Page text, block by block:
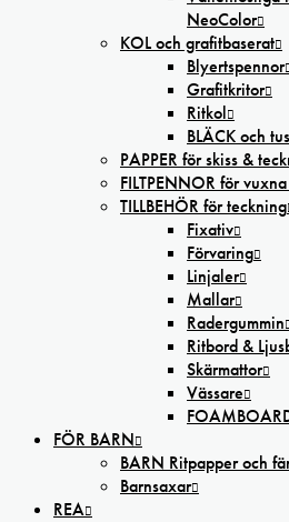
NeoColor
KOL och grafitbaserat
Blyertspennor
Grafitkritor
Ritkol
BLÄCK och
PAPPER för skiss &
FILTPENNOR för
TILLBEHÖR för teckning
Fixativ
Förvaring
Linjaler
Mallar
Radergummin
Ritbord &
Skärmattor
Vässare
FÖR BARN
BARN Ritpapper och
Barnsaxar
REA